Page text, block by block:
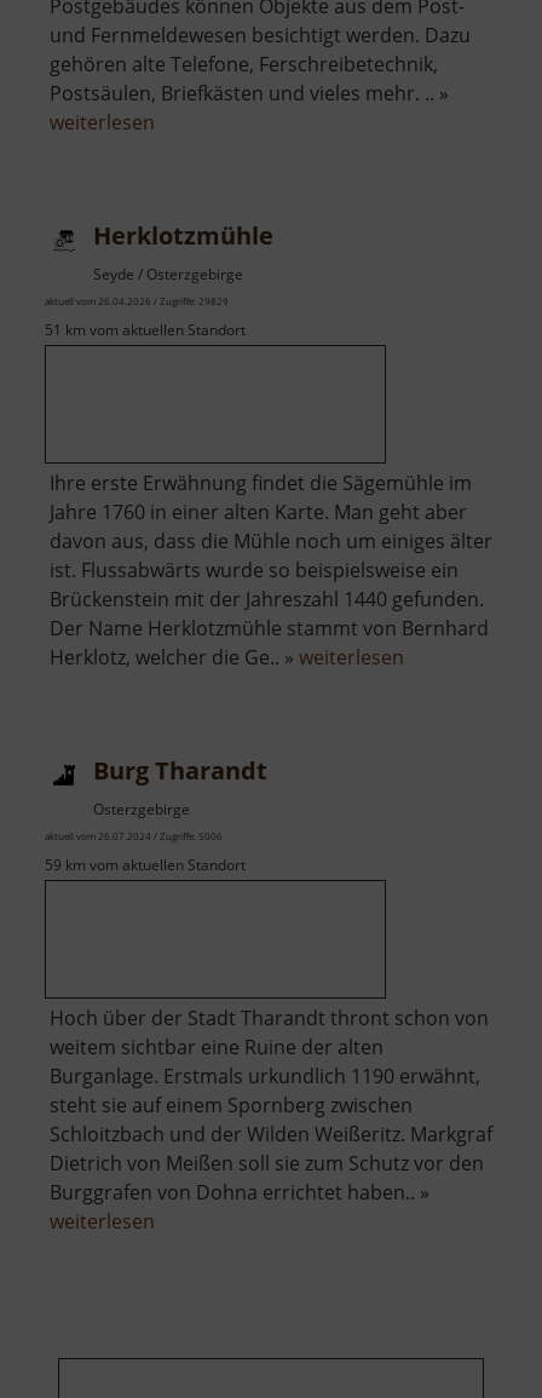
Postgebäudes können Objekte aus dem Post-
und Fernmeldewesen besichtigt werden. Dazu
gehören alte Telefone, Ferschreibetechnik,
Postsäulen, Briefkästen und vieles mehr. .. »
weiterlesen
Herklotzmühle
Seyde / Osterzgebirge
aktuell vom 26.04.2026 / Zugriffe: 29829
51 km vom aktuellen Standort
Ihre erste Erwähnung findet die Sägemühle im
Jahre 1760 in einer alten Karte. Man geht aber
davon aus, dass die Mühle noch um einiges älter
ist. Flussabwärts wurde so beispielsweise ein
Brückenstein mit der Jahreszahl 1440 gefunden.
Der Name Herklotzmühle stammt von Bernhard
Herklotz, welcher die Ge.. » weiterlesen
Burg Tharandt
Osterzgebirge
aktuell vom 26.07.2024 / Zugriffe: 5006
59 km vom aktuellen Standort
Hoch über der Stadt Tharandt thront schon von
weitem sichtbar eine Ruine der alten
Burganlage. Erstmals urkundlich 1190 erwähnt,
steht sie auf einem Spornberg zwischen
Schloitzbach und der Wilden Weißeritz. Markgraf
Dietrich von Meißen soll sie zum Schutz vor den
Burggrafen von Dohna errichtet haben.. »
weiterlesen